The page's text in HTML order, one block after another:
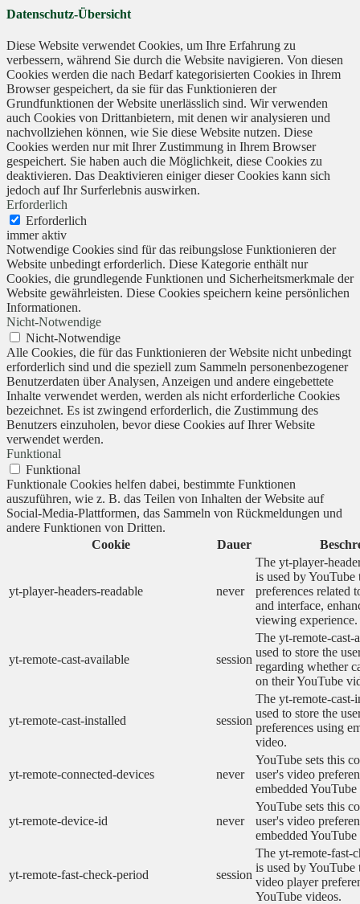
Datenschutz-Übersicht
Diese Website verwendet Cookies, um Ihre Erfahrung zu
verbessern, während Sie durch die Website navigieren. Von diesen
Cookies werden die nach Bedarf kategorisierten Cookies in Ihrem
Browser gespeichert, da sie für das Funktionieren der
Grundfunktionen der Website unerlässlich sind. Wir verwenden
auch Cookies von Drittanbietern, mit denen wir analysieren und
nachvollziehen können, wie Sie diese Website nutzen. Diese
Cookies werden nur mit Ihrer Zustimmung in Ihrem Browser
gespeichert. Sie haben auch die Möglichkeit, diese Cookies zu
deaktivieren. Das Deaktivieren einiger dieser Cookies kann sich
jedoch auf Ihr Surferlebnis auswirken.
Erforderlich
Erforderlich
immer aktiv
Notwendige Cookies sind für das reibungslose Funktionieren der
Website unbedingt erforderlich. Diese Kategorie enthält nur
Cookies, die grundlegende Funktionen und Sicherheitsmerkmale der
Website gewährleisten. Diese Cookies speichern keine persönlichen
Informationen.
Nicht-Notwendige
Nicht-Notwendige
Alle Cookies, die für das Funktionieren der Website nicht unbedingt
erforderlich sind und die speziell zum Sammeln personenbezogener
Benutzerdaten über Analysen, Anzeigen und andere eingebettete
Inhalte verwendet werden, werden als nicht erforderliche Cookies
bezeichnet. Es ist zwingend erforderlich, die Zustimmung des
Benutzers einzuholen, bevor diese Cookies auf Ihrer Website
verwendet werden.
Funktional
Funktional
Funktionale Cookies helfen dabei, bestimmte Funktionen
auszuführen, wie z. B. das Teilen von Inhalten der Website auf
Social-Media-Plattformen, das Sammeln von Rückmeldungen und
andere Funktionen von Dritten.
Cookie
Dauer
yt-player-headers-readable never
The yt-player-
is used by YouTube
preferences related
and interface,
viewing experience.
yt-remote-cast-available session
The yt-remote-cast-
used to store the
regarding whether
on their YouTube
yt-remote-cast-installed session
The yt-remote-cast-
used to store the
preferences using
video.
yt-remote-connected-devices never
YouTube sets this
user's video
embedded
yt-remote-device-id never
YouTube sets this
user's video
embedded
yt-remote-fast-check-period session
The yt-remote-fast-
is used by YouTube
video player
YouTube videos.